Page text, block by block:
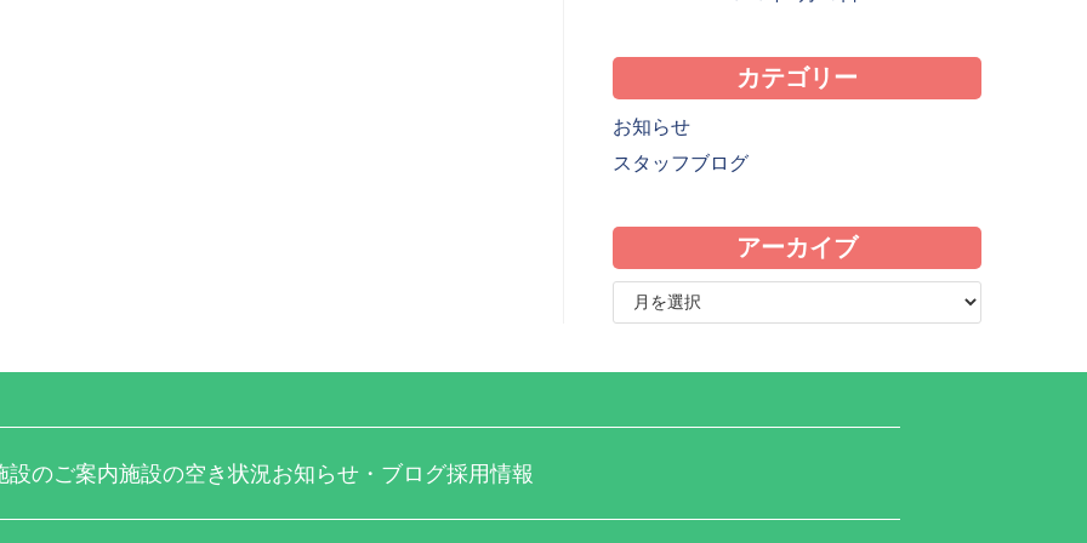
カテゴリー
お知らせ
スタッフブログ
アーカイブ
設のご案内施設の空き状況お知らせ・ブログ採用情報